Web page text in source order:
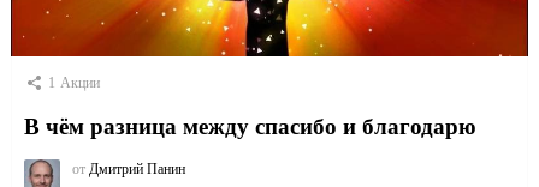
1 Акции
В чём разница между спасибо и благодарю
от Дмитрий Панин